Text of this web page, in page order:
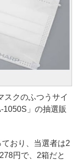
スクのふつうサイ
1050S」の抽選販
おり、当選者は2
円で、2箱だと